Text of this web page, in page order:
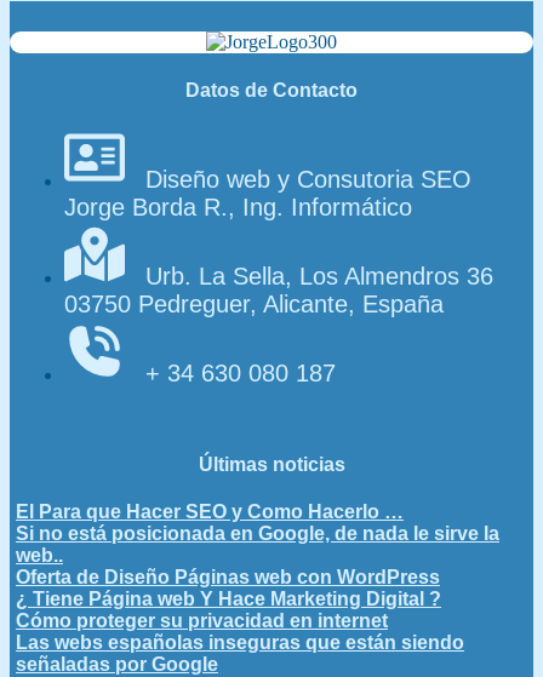
Datos de Contacto
Diseño web y Consutoria SEO
Jorge Borda R., Ing. Informático
Urb. La Sella, Los Almendros 36
03750 Pedreguer, Alicante, España
+ 34 630 080 187
Últimas noticias
El Para que Hacer SEO y Como Hacerlo …
Si no está posicionada en Google, de nada le sirve la
web..
Oferta de Diseño Páginas web con WordPress
¿ Tiene Página web Y Hace Marketing Digital ?
Cómo proteger su privacidad en internet
Las webs españolas inseguras que están siendo
señaladas por Google